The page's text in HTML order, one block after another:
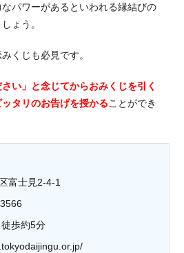
パワーがあるといわれる縁結びの
ょう。
くじも必見です。
い」と念じてからおみくじを引く
タリのお告げを授かることができ
富士見2-4-1
歩約5分